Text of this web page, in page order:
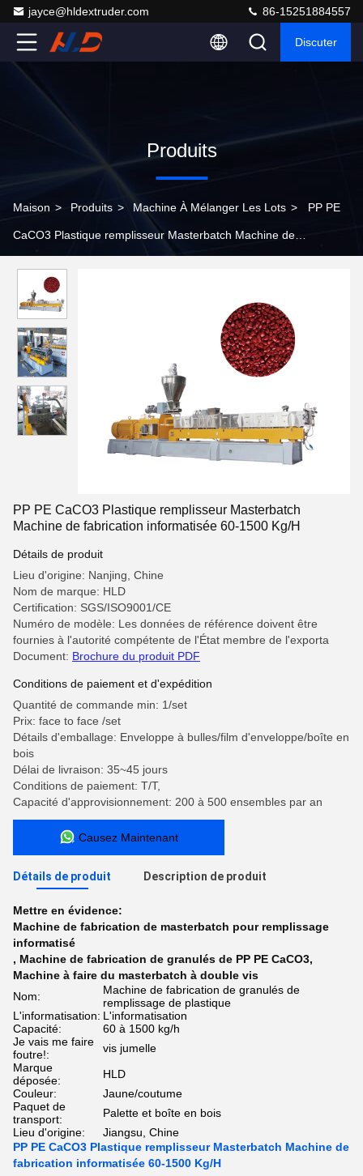
jayce@hldextruder.com 86-15251884557
Discuter
Produits
Maison > Produits > Machine À Mélanger Les Lots > PP PE
CaCO3 Plastique remplisseur Masterbatch Machine de
PP PE CaCO3 Plastique remplisseur Masterbatch
Machine de fabrication informatisée 60-1500 Kg/H
Détails de produit
Lieu d'origine: Nanjing, Chine
Nom de marque: HLD
Certification: SGS/ISO9001/CE
Numéro de modèle: Les données de référence doivent être
fournies à l'autorité compétente de l'État membre de l'exporta
Document: Brochure du produit PDF
Conditions de paiement et d'expédition
Quantité de commande min: 1/set
Prix: face to face /set
Détails d'emballage: Enveloppe à bulles/film d'enveloppe/boîte en
bois
Délai de livraison: 35~45 jours
Conditions de paiement: T/T,
Capacité d'approvisionnement: 200 à 500 ensembles par an
Causez Maintenant
Détails de produit Description de produit
Mettre en évidence:
Machine de fabrication de masterbatch pour remplissage
informatisé
, Machine de fabrication de granulés de PP PE CaCO3,
Machine à faire du masterbatch à double vis
Nom:
Machine de fabrication de granulés de
remplissage de plastique
L'informatisation: L'informatisation
Capacité:
60 à 1500 kg/h
Je vais me faire
foutre!:
vis jumelle
Marque
déposée:
HLD
Couleur:
Jaune/coutume
Paquet de
transport:
Palette et boîte en bois
Lieu d'origine:
Jiangsu, Chine
PP PE CaCO3 Plastique remplisseur Masterbatch Machine de
fabrication informatisée 60-1500 Kg/H